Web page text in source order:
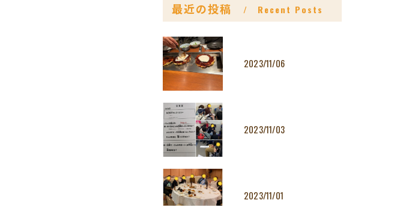
最近の投稿 Recent Posts
2023/11/06
2023/11/03
2023/11/01